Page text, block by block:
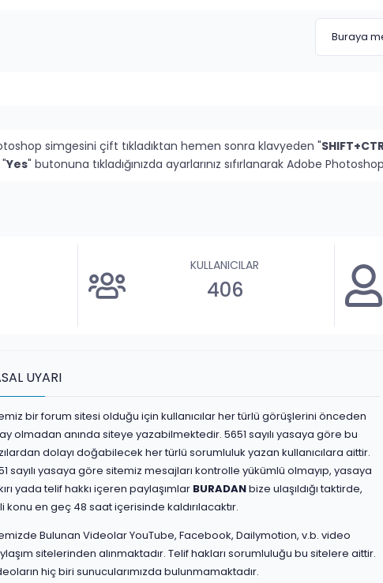
Buraya
simgesini çift tıkladıktan hemen sonra klavyeden "
"Yes" butonuna tıkladığınızda ayarlarınız sıfırlanarak Adobe
KULLANICILAR
406
UYARI
bir forum sitesi olduğu için kullanıcılar her türlü görüşlerini önceden
olmadan anında siteye yazabilmektedir. 5651 sayılı yasaya göre bu
dolayı doğabilecek her türlü sorumluluk yazan kullanıcılara aittir.
sayılı yasaya göre sitemiz mesajları kontrolle yükümlü olmayıp, yasaya
yada telif hakkı içeren paylaşımlar BURADANbize ulaşıldığı taktirde,
konu en geç 48 saat içerisinde kaldırılacaktır.
Bulunan Videolar YouTube, Facebook, Dailymotion, v.b. video
sitelerinden alınmaktadır. Telif hakları sorumluluğu bu sitelere aittir.
hiç biri sunucularımızda bulunmamaktadır.